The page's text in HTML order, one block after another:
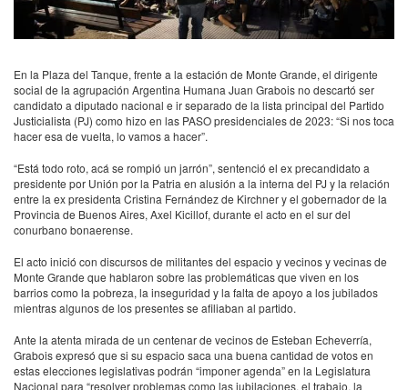
En la Plaza del Tanque, frente a la estación de Monte Grande, el dirigente
social de la agrupación Argentina Humana Juan Grabois no descartó ser
candidato a diputado nacional e ir separado de la lista principal del Partido
Justicialista (PJ) como hizo en las PASO presidenciales de 2023: “Si nos toca
hacer esa de vuelta, lo vamos a hacer”.
“Está todo roto, acá se rompió un jarrón”, sentenció el ex precandidato a
presidente por Unión por la Patria en alusión a la interna del PJ y la relación
entre la ex presidenta Cristina Fernández de Kirchner y el gobernador de la
Provincia de Buenos Aires, Axel Kicillof, durante el acto en el sur del
conurbano bonaerense.
El acto inició con discursos de militantes del espacio y vecinos y vecinas de
Monte Grande que hablaron sobre las problemáticas que viven en los
barrios como la pobreza, la inseguridad y la falta de apoyo a los jubilados
mientras algunos de los presentes se afiliaban al partido.
Ante la atenta mirada de un centenar de vecinos de Esteban Echeverría,
Grabois expresó que si su espacio saca una buena cantidad de votos en
estas elecciones legislativas podrán “imponer agenda” en la Legislatura
Nacional para “resolver problemas como las jubilaciones, el trabajo, la